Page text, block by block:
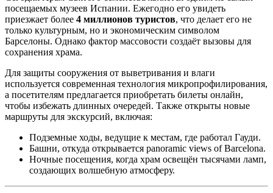
посещаемых музеев Испании. Ежегодно его увидеть
приезжает более 4 миллионов туристов, что делает его не
только культурным, но и экономическим символом
Барселоны. Однако фактор массовости создаёт вызовы для
сохранения храма.
Для защиты сооружения от выветривания и влаги
используется современная технология микропрофилирования,
а посетителям предлагается приобретать билеты онлайн,
чтобы избежать длинных очередей. Также открыты новые
маршруты для экскурсий, включая:
Подземные ходы, ведущие к местам, где работал Гауди.
Башни, откуда открывается panoramic views of Barcelona.
Ночные посещения, когда храм освещён тысячами ламп,
создающих волшебную атмосферу.